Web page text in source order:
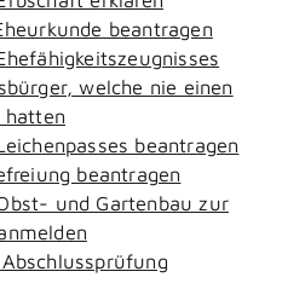
beantragen
welche nie einen
hatten
beantragen
beantragen
und Gartenbau zur